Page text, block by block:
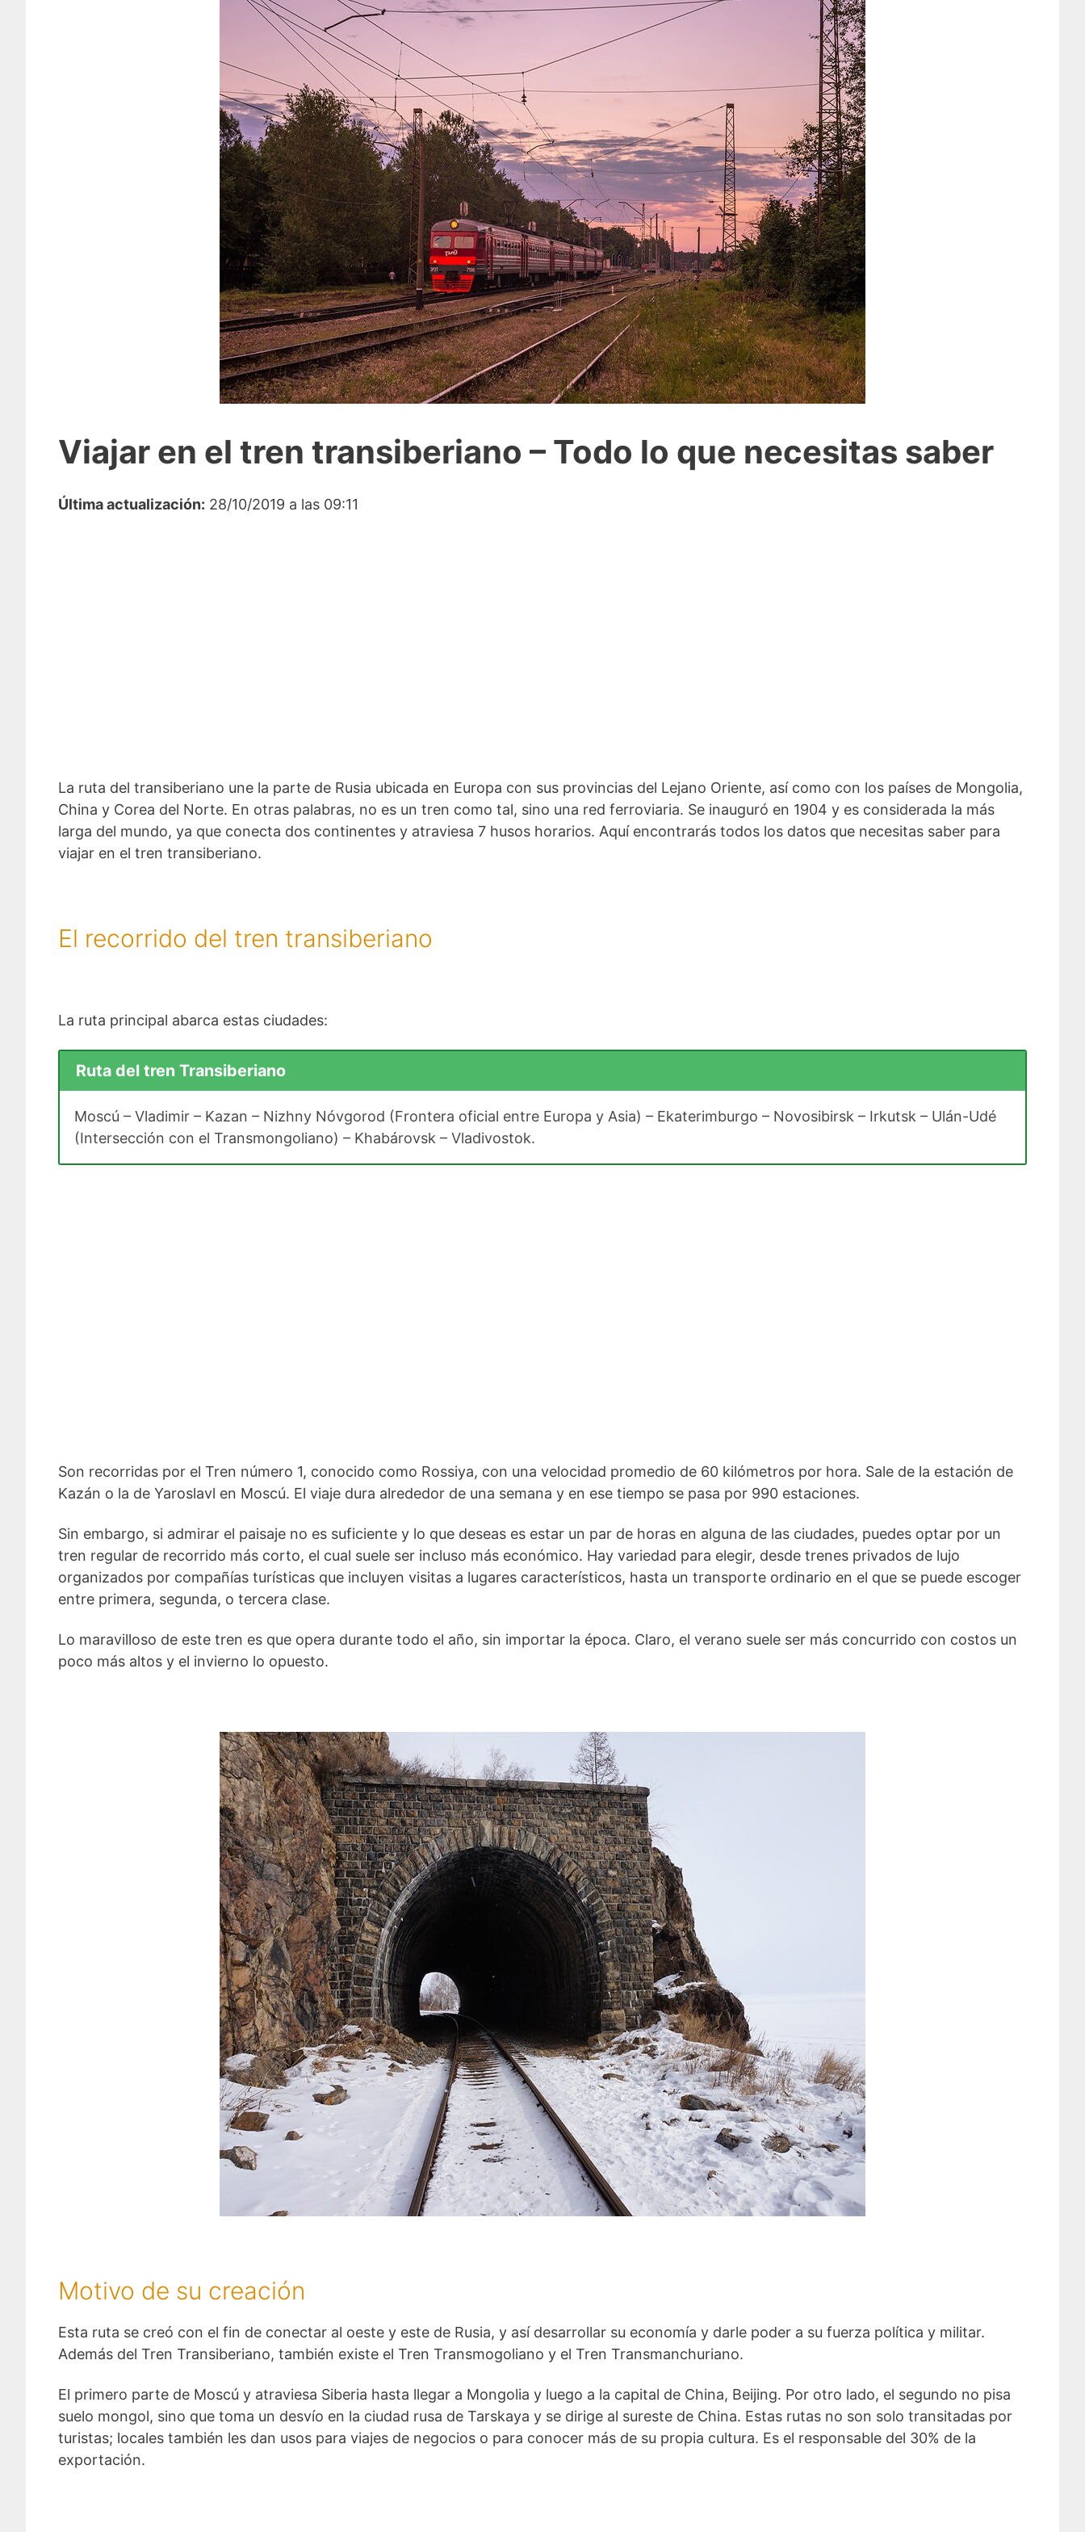
Viajar en el tren transiberiano – Todo lo que necesitas saber
Última actualización: 28/10/2019 a las 09:11
La ruta del transiberiano une la parte de Rusia ubicada en Europa con sus provincias del Lejano Oriente, así como con los países de Mongolia,
China y Corea del Norte. En otras palabras, no es un tren como tal, sino una red ferroviaria. Se inauguró en 1904 y es considerada la más
larga del mundo, ya que conecta dos continentes y atraviesa 7 husos horarios. Aquí encontrarás todos los datos que necesitas saber para
viajar en el tren transiberiano.
El recorrido del tren transiberiano
La ruta principal abarca estas ciudades:
Ruta del tren Transiberiano
Moscú – Vladimir – Kazan – Nizhny Nóvgorod (Frontera oficial entre Europa y Asia) – Ekaterimburgo – Novosibirsk – Irkutsk – Ulán-Udé
(Intersección con el Transmongoliano) – Khabárovsk – Vladivostok.
Son recorridas por el Tren número 1, conocido como Rossiya, con una velocidad promedio de 60 kilómetros por hora. Sale de la estación de
Kazán o la de Yaroslavl en Moscú. El viaje dura alrededor de una semana y en ese tiempo se pasa por 990 estaciones.
Sin embargo, si admirar el paisaje no es suficiente y lo que deseas es estar un par de horas en alguna de las ciudades, puedes optar por un
tren regular de recorrido más corto, el cual suele ser incluso más económico. Hay variedad para elegir, desde trenes privados de lujo
organizados por compañías turísticas que incluyen visitas a lugares característicos, hasta un transporte ordinario en el que se puede escoger
entre primera, segunda, o tercera clase.
Lo maravilloso de este tren es que opera durante todo el año, sin importar la época. Claro, el verano suele ser más concurrido con costos un
poco más altos y el invierno lo opuesto.
Motivo de su creación
Esta ruta se creó con el fin de conectar al oeste y este de Rusia, y así desarrollar su economía y darle poder a su fuerza política y militar.
Además del Tren Transiberiano, también existe el Tren Transmogoliano y el Tren Transmanchuriano.
El primero parte de Moscú y atraviesa Siberia hasta llegar a Mongolia y luego a la capital de China, Beijing. Por otro lado, el segundo no pisa
suelo mongol, sino que toma un desvío en la ciudad rusa de Tarskaya y se dirige al sureste de China. Estas rutas no son solo transitadas por
turistas; locales también les dan usos para viajes de negocios o para conocer más de su propia cultura. Es el responsable del 30% de la
exportación.